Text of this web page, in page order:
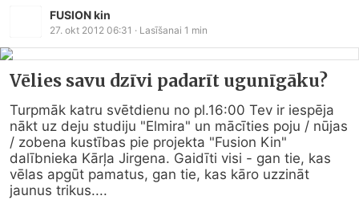
FUSION kin
27. okt 2012 06:31 · Lasīšanai 1 min
Vēlies savu dzīvi padarīt ugunīgāku?
Turpmāk katru svētdienu no pl.16:00 Tev ir iespēja
nākt uz deju studiju "Elmira" un mācīties poju / nūjas
/ zobena kustības pie projekta "Fusion Kin"
dalībnieka Kārļa Jirgena. Gaidīti visi - gan tie, kas
vēlas apgūt pamatus, gan tie, kas kāro uzzināt
jaunus trikus....